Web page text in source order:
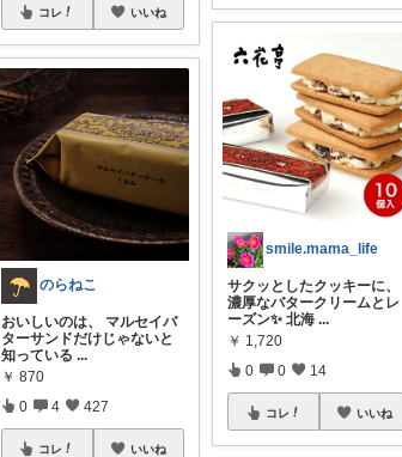
コレ いいね
のらねこ
おいしいのは、 マルセイバ
ターサンドだけじゃないと
知っている ...
￥ 870
0 4 427
コレ いいね
smile.mama_life
サクッとしたクッキーに、
濃厚なバタークリームとレ
ーズン✨ 北海 ...
￥ 1,720
0 0 14
コレ いいね